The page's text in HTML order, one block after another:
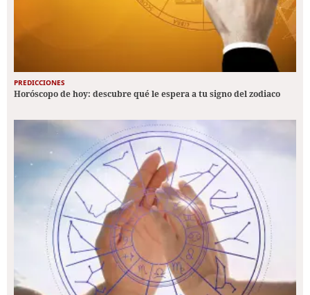
PREDICCIONES
Horóscopo de hoy: descubre qué le espera a tu signo del zodiaco